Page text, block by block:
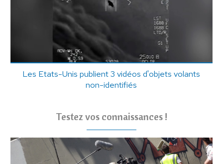
Les Etats-Unis publient 3 vidéos d'objets volants
non-identifiés
Testez vos connaissances !